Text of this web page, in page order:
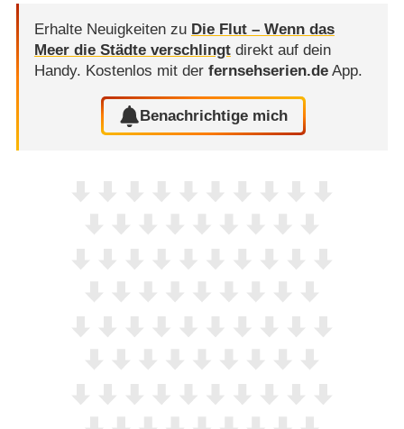
Erhalte Neuigkeiten zu Die Flut – Wenn das
Meer die Städte verschlingtdirekt auf dein
Handy. Kostenlos mit der fernsehserien.deApp.
Benachrichtige mich